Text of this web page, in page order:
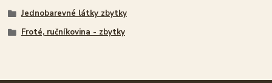
Jednobarevné látky zbytky
Froté, ručníkovina - zbytky